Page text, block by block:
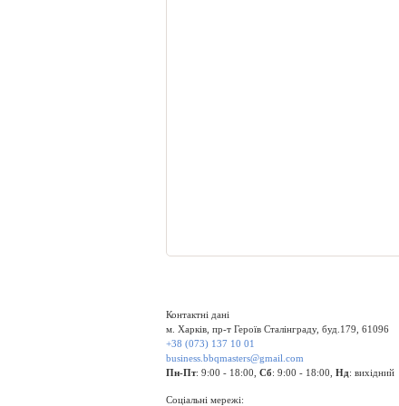
Контактні дані
м. Харків, пр-т Героїв Сталінграду, буд.179, 61096
+38 (073) 137 10 01
business.bbqmasters@gmail.com
Пн-Пт: 9:00 - 18:00, Сб: 9:00 - 18:00, Нд: вихідний
Соціальні мережі: